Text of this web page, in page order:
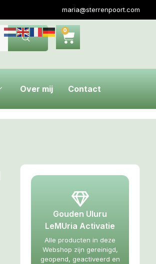
maria@sterrenpoort.com
0
Over mij Contact
Gouden Uluru
LeMUria Activatie
Alle producten in deze
Webshop zijn gereinigd,
geopend, geactiveerd en